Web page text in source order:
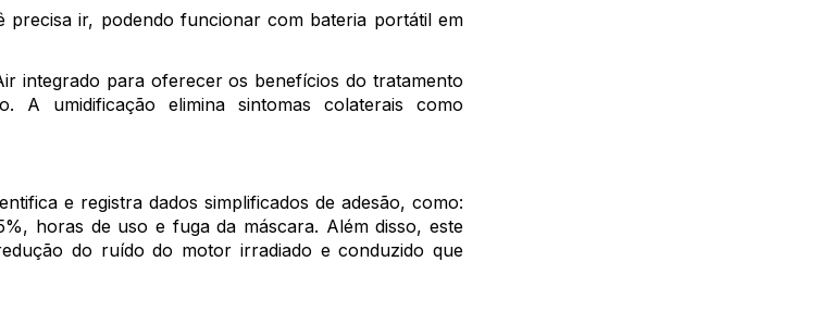
ir, podendo funcionar com bateria portátil em
integrado para oferecer os benefícios do tratamento
A umidificação elimina sintomas colaterais como
e registra dados simplificados de adesão, como:
horas de uso e fuga da máscara. Além disso, este
do ruído do motor irradiado e conduzido que